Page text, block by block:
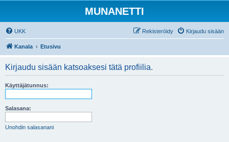
MUNANETTI
UKK Kirjaudu sisään
Rekisteröidy
Kanala Etusivu
Kirjaudu sisään katsoaksesi tätä profiilia.
Käyttäjätunnus:
Salasana:
Unohdin salasanani